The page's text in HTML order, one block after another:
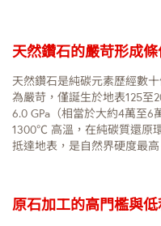
天然鑽石的嚴苛形成
天然鑽石是純碳元素歷經數
為嚴苛，僅誕生於地表125至
6.0 GPa（相當於大約4萬至
1300℃ 高溫，在純碳質還原
抵達地表，是自然界硬度最
原石加工的高門檻與